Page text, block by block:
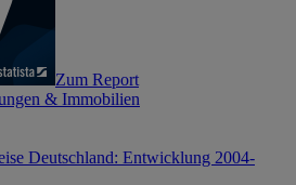
Zum Report
& Immobilien
Deutschland: Entwicklung 2004-